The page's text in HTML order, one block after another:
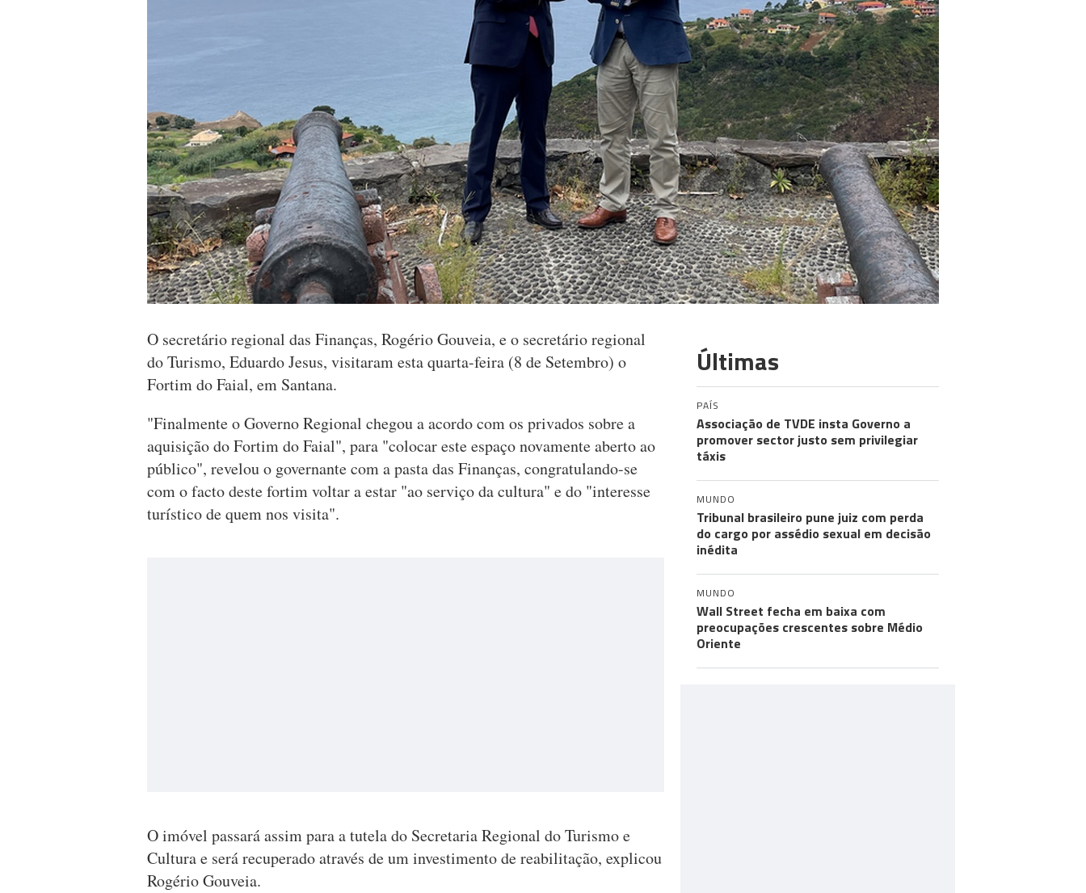
O secretário regional das Finanças, Rogério Gouveia, e o secretário regional
do Turismo, Eduardo Jesus, visitaram esta quarta-feira (8 de Setembro) o
Fortim do Faial, em Santana.
"Finalmente o Governo Regional chegou a acordo com os privados sobre a
aquisição do Fortim do Faial", para "colocar este espaço novamente aberto ao
público", revelou o governante com a pasta das Finanças, congratulando-se
com o facto deste fortim voltar a estar "ao serviço da cultura" e do "interesse
turístico de quem nos visita".
O imóvel passará assim para a tutela do Secretaria Regional do Turismo e
Cultura e será recuperado através de um investimento de reabilitação, explicou
Rogério Gouveia.
Últimas
PAÍS
Associação de TVDE insta Governo a
promover sector justo sem privilegiar
táxis
MUNDO
Tribunal brasileiro pune juiz com perda
do cargo por assédio sexual em decisão
inédita
MUNDO
Wall Street fecha em baixa com
preocupações crescentes sobre Médio
Oriente